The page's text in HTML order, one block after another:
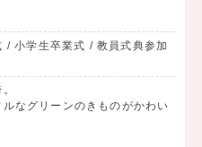
/ 小学生卒業式 / 教員式典参加
なグリーンのきものがかわい